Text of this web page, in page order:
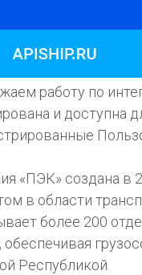
работу по
и доступна
«ПЭК» создана в
в области
более 200
обеспечивая
Республикой.